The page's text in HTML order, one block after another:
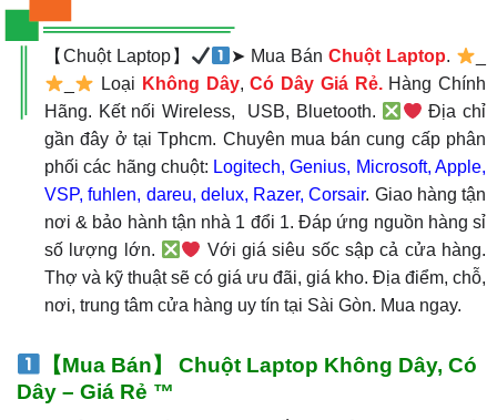
【Chuột Laptop】 ➤ Mua Bán Chuột Laptop.
Loại Không Dây,Có Dây Giá Rẻ.Hàng Chính
Hãng. Kết nối Wireless, USB, Bluetooth.
Địa chỉ
gần đây ở tại Tphcm. Chuyên mua bán cung cấp phân
phối các hãng chuột: Logitech, Genius, Microsoft, Apple,
VSP, fuhlen, dareu, delux, Razer, Corsair. Giao hàng tận
nơi & bảo hành tận nhà 1 đổi 1. Đáp ứng nguồn hàng sỉ
số lượng lớn.
Với giá siêu sốc sập cả cửa hàng.
Thợ và kỹ thuật sẽ có giá ưu đãi, giá kho. Địa điểm, chỗ,
nơi, trung tâm cửa hàng uy tín tại Sài Gòn. Mua ngay.
【Mua Bán】 Chuột Laptop Không Dây, Có
Dây – Giá Rẻ ™